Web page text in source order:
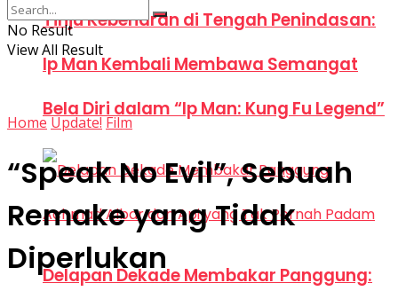
Tinju Kebenaran di Tengah Penindasan:
Ip Man Kembali Membawa Semangat
Bela Diri dalam “Ip Man: Kung Fu Legend”
Delapan Dekade Membakar Panggung:
No Result
View All Result
HomeUpdate!Film
“Speak No Evil”, Sebuah
Remake yang Tidak
Diperlukan